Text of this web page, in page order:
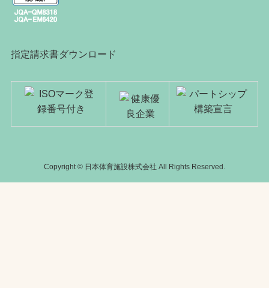
指定請求書ダウンロード
Copyright © 日本体育施設株式会社 All Rights Reserved.